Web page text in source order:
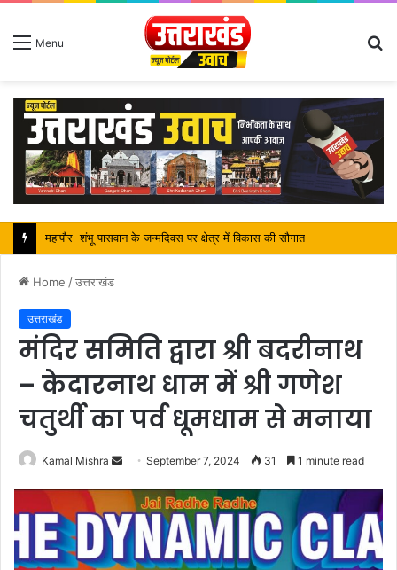
Menu
Home /उत्तराखंड
उत्तराखंड
मंदिर समिति द्वारा श्री बदरीनाथ
– केदारनाथ धाम में श्री गणेश
चतुर्थी का पर्व धूमधाम से मनाया
Kamal Mishra
Send
email
September 7, 2024 31 1 minute read